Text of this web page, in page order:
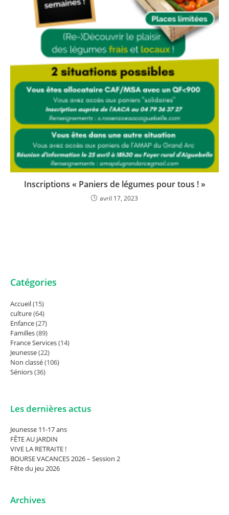
Inscriptions « Paniers de légumes pour tous ! »
avril 17, 2023
Catégories
Accueil(15)
culture(64)
Enfance(27)
Familles(89)
France Services(14)
Jeunesse(22)
Non classé(106)
Séniors(36)
Les dernières actus
Jeunesse 11-17 ans
FÊTE AU JARDIN
VIVE LA RETRAITE !
BOURSE VACANCES 2026 – Session 2
Fête du jeu 2026
Archives